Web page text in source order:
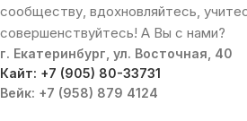
сообществу, вдохновляйтесь,
совершенствуйтесь! А Вы с нами?
г. Екатеринбург, ул. Восточная, 40
Кайт: +7 (905) 80-33731
Вейк: +7 (958) 879 4124